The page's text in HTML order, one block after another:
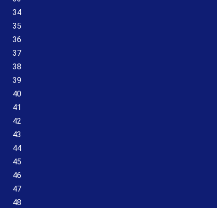
34
35
36
37
38
39
40
41
42
43
44
45
46
47
48